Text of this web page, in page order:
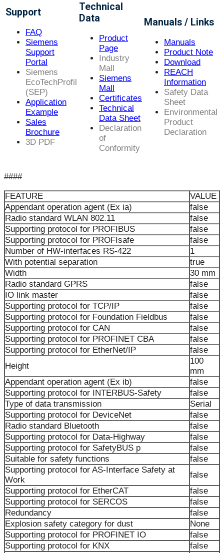
Support
FAQ
Siemens
Support
Portal
Siemens
EcoTechProfil
(SEP)
Application
Example
Sales
Brochure
3D PDF
Technical
Data
Product
Page
Industry
Mall
Siemens
Mall
Certificates
Technical
Data Sheet
Declaration
of
Conformity
Manuals / Links
Manuals
Product Note
Download
REACH
Information
Safety Data
Sheet
Environmental
Product
Declaration
####
FEATURE
VALUE
Appendant operation agent (Ex ia)
false
Radio standard WLAN 802.11
false
Supporting protocol for PROFIBUS
false
Supporting protocol for PROFIsafe
false
Number of HW-interfaces RS-422
1
With potential separation
true
Width
30 mm
Radio standard GPRS
false
IO link master
false
Supporting protocol for TCP/IP
false
Supporting protocol for Foundation Fieldbus
false
Supporting protocol for CAN
false
Supporting protocol for PROFINET CBA
false
Supporting protocol for EtherNet/IP
false
Height
100
mm
Appendant operation agent (Ex ib)
false
Supporting protocol for INTERBUS-Safety
false
Type of data transmission
Serial
Supporting protocol for DeviceNet
false
Radio standard Bluetooth
false
Supporting protocol for Data-Highway
false
Supporting protocol for SafetyBUS p
false
Suitable for safety functions
false
Supporting protocol for AS-Interface Safety at
Work
false
Supporting protocol for EtherCAT
false
Supporting protocol for SERCOS
false
Redundancy
false
Explosion safety category for dust
None
Supporting protocol for PROFINET IO
false
Supporting protocol for KNX
false